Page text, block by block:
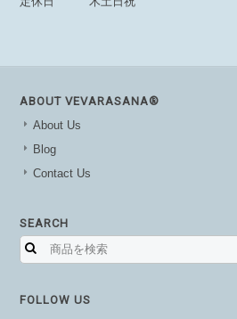
ABOUT VEVARASANA®︎
About Us
Blog
Contact Us
SEARCH
FOLLOW US